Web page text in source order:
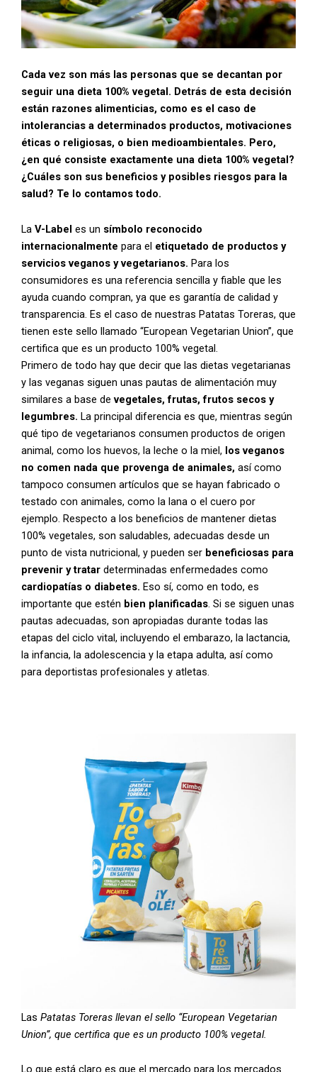
Cada vez son más las personas que se decantan por
seguir una dieta 100% vegetal. Detrás de esta decisión
están razones alimenticias, como es el caso de
intolerancias a determinados productos, motivaciones
éticas o religiosas, o bien medioambientales. Pero,
¿en qué consiste exactamente una dieta 100% vegetal?
¿Cuáles son sus beneficios y posibles riesgos para la
salud? Te lo contamos todo.
La V-Label es un símbolo reconocido
internacionalmente para el etiquetado de productos y
servicios veganos y vegetarianos. Para los
consumidores es una referencia sencilla y fiable que les
ayuda cuando compran, ya que es garantía de calidad y
transparencia. Es el caso de nuestras Patatas Toreras, que
tienen este sello llamado “European Vegetarian Union”, que
certifica que es un producto 100% vegetal.
Primero de todo hay que decir que las dietas vegetarianas
y las veganas siguen unas pautas de alimentación muy
similares a base de vegetales, frutas, frutos secos y
legumbres. La principal diferencia es que, mientras según
qué tipo de vegetarianos consumen productos de origen
animal, como los huevos, la leche o la miel, los veganos
no comen nada que provenga de animales, así como
tampoco consumen artículos que se hayan fabricado o
testado con animales, como la lana o el cuero por
ejemplo. Respecto a los beneficios de mantener dietas
100% vegetales, son saludables, adecuadas desde un
punto de vista nutricional, y pueden ser beneficiosas para
prevenir y tratar determinadas enfermedades como
cardiopatías o diabetes. Eso sí, como en todo, es
importante que estén bien planificadas. Si se siguen unas
pautas adecuadas, son apropiadas durante todas las
etapas del ciclo vital, incluyendo el embarazo, la lactancia,
la infancia, la adolescencia y la etapa adulta, así como
para deportistas profesionales y atletas.
Las Patatas Toreras llevan el sello “European Vegetarian
Union”, que certifica que es un producto 100% vegetal.
Lo que está claro es que el mercado para los mercados